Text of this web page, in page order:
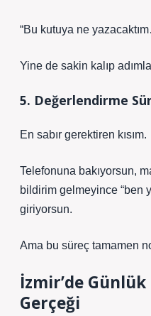
“Bu kutuya ne
Yine de sakin kalıp
5. Değerlendirme
En sabır gerektiren kısım.
Telefonuna bakıyorsun,
bildirim gelmeyince “ben
giriyorsun.
Ama bu süreç tamamen
İzmir’de
Gerçeği